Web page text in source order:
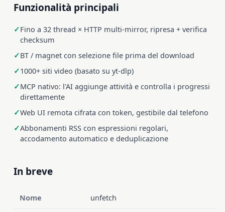
Funzionalità principali
Fino a 32 thread × HTTP multi-mirror, ripresa + verifica
checksum
BT / magnet con selezione file prima del download
1000+ siti video (basato su yt-dlp)
MCP nativo: l'AI aggiunge attività e controlla i progressi
direttamente
Web UI remota cifrata con token, gestibile dal telefono
Abbonamenti RSS con espressioni regolari,
accodamento automatico e deduplicazione
In breve
Nome unfetch